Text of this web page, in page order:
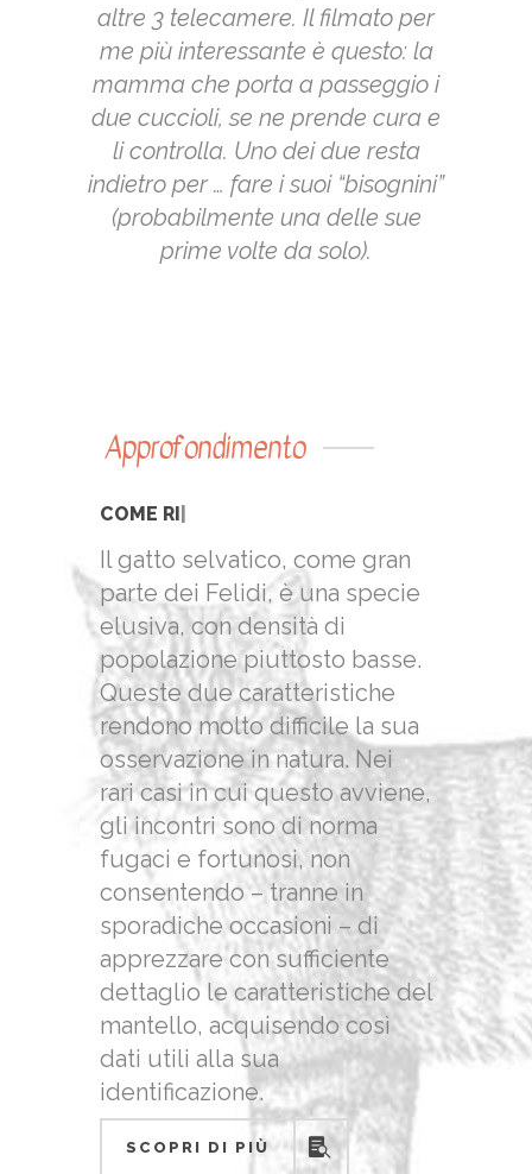
altre 3 telecamere. Il filmato per
me più interessante è questo: la
mamma che porta a passeggio i
due cuccioli, se ne prende cura e
li controlla. Uno dei due resta
indietro per … fare i suoi “bisognini”
(probabilmente una delle sue
prime volte da solo).
Approfondimento
IL GAT |
Il gatto selvatico, come gran
parte dei Felidi, è una specie
elusiva, con densità di
popolazione piuttosto basse.
Queste due caratteristiche
rendono molto difficile la sua
osservazione in natura. Nei
rari casi in cui questo avviene,
gli incontri sono di norma
fugaci e fortunosi, non
consentendo – tranne in
sporadiche occasioni – di
apprezzare con sufficiente
dettaglio le caratteristiche del
mantello, acquisendo così
dati utili alla sua
identificazione.
SCOPRI DI PIÙ